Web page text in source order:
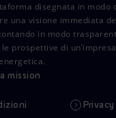
disegnata in modo
una visione immediata
in modo
prospettive di
mission